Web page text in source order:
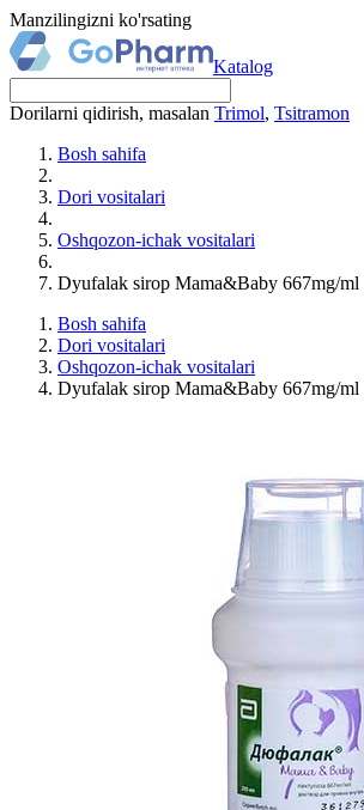
Manzilingizni ko'rsating
Katalog
Dorilarni qidirish, masalan Trimol, Tsitramon
Bosh sahifa
Dori vositalari
Oshqozon-ichak vositalari
Dyufalak sirop Mama&Baby 667mg/ml
Bosh sahifa
Dori vositalari
Oshqozon-ichak vositalari
Dyufalak sirop Mama&Baby 667mg/ml